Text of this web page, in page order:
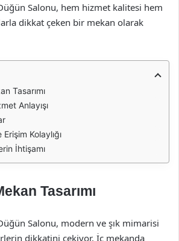
Salonu, hem hizmet kalitesi hem
dikkat çeken bir mekan olarak
Tasarımı
Anlayışı
Kolaylığı
İhtişamı
Tasarımı
Salonu, modern ve şık mimarisi
dikkatini çekiyor. İç mekanda